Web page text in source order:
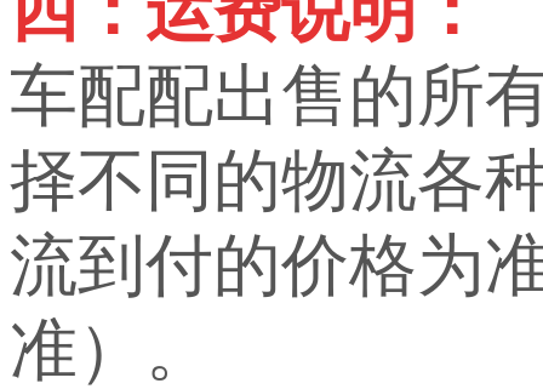
车配配出售的所
择不同的物流各
流到付的价格为
准）。